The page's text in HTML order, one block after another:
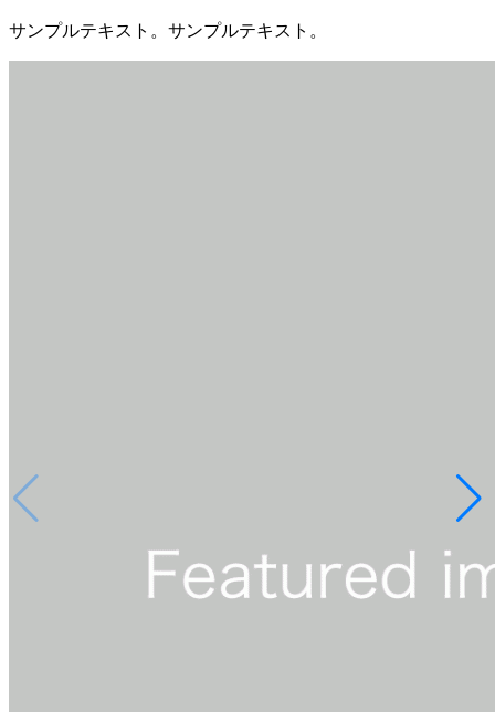
サンプルテキスト。サンプルテキスト。